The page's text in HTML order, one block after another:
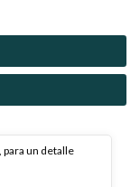
, para un detalle